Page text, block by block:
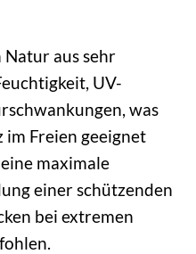
Natur aus sehr
UV-
was
im Freien geeignet
maximale
einer schützenden
bei extremen